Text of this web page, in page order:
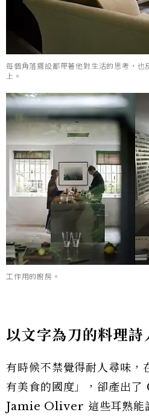
每個角落擺設都帶著他對生活的思考，也
上。
工作用的廚房。
以文字為刀的料理詩
有時候不禁覺得耐人尋味，
有美食的國度」，卻產出
Jamie Oliver 這些耳熟能